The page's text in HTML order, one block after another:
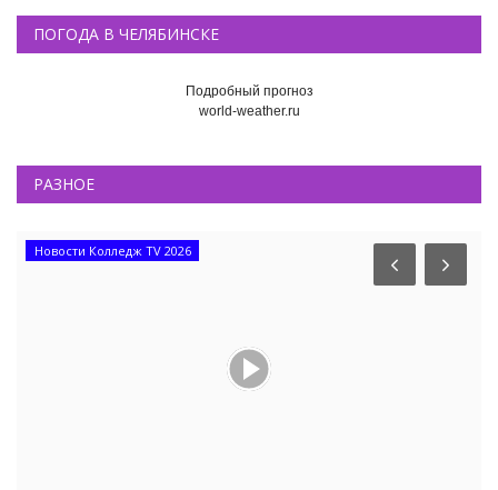
ПОГОДА В ЧЕЛЯБИНСКЕ
Подробный прогноз
world-weather.ru
РАЗНОЕ
Новости Колледж TV 2026